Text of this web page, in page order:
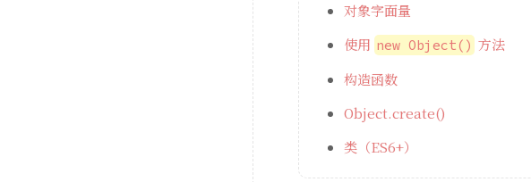
对象字面量
使用 new Object() 方法
构造函数
Object.create()
类（ES6+）